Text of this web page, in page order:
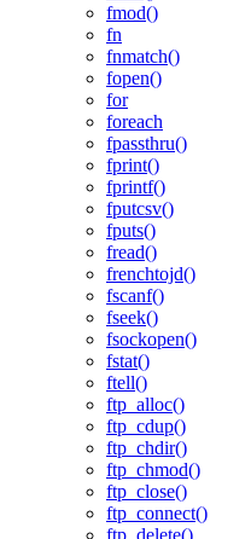
fmod()
fn
fnmatch()
fopen()
for
foreach
fpassthru()
fprint()
fprintf()
fputcsv()
fputs()
fread()
frenchtojd()
fscanf()
fseek()
fsockopen()
fstat()
ftell()
ftp_alloc()
ftp_cdup()
ftp_chdir()
ftp_chmod()
ftp_close()
ftp_connect()
ftp_delete()